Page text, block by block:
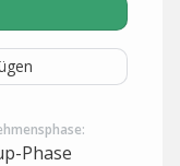
Phase